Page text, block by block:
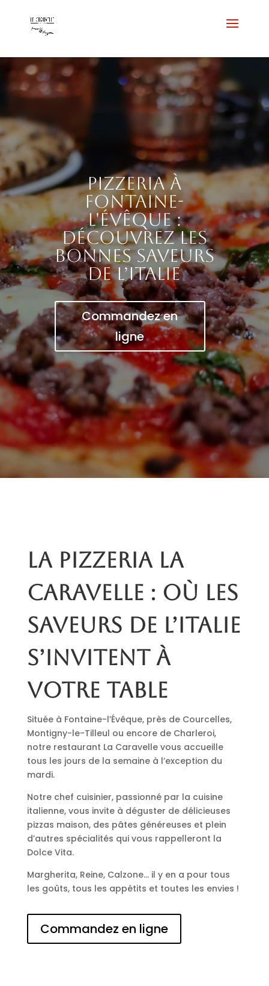
Pizzeria à
Fontaine-
l'Évêque :
découvrez les
bonnes saveurs
de l’Italie
Commandez en
ligne
La pizzeria La
Caravelle : où les
saveurs de l’Italie
s’invitent à
votre table
Située à Fontaine-l’Évêque, près de Courcelles,
Montigny-le-Tilleul ou encore de Charleroi,
notre restaurant La Caravelle vous accueille
tous les jours de la semaine à l’exception du
mardi.
Notre chef cuisinier, passionné par la cuisine
italienne, vous invite à déguster de délicieuses
pizzas maison, des pâtes généreuses et plein
d’autres spécialités qui vous rappelleront la
Dolce Vita.
Margherita, Reine, Calzone… il y en a pour tous
les goûts, tous les appétits et toutes les envies !
Commandez en ligne